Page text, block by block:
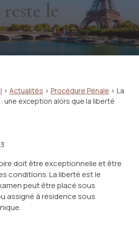
le
> Actualités > Procédure Pénale > La
une exception alors que la liberté
doit être exceptionnelle et être
conditions. La liberté est le
peut être placé sous
assigné à résidence sous